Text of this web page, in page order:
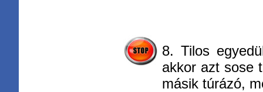
8. Tilos
akkor azt sose
másik túrázó,